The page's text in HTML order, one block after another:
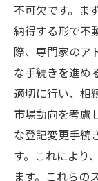
不動
不動
不動産相
践的アプ
相続
決策
相続
安心
不可欠です。ま
納得する形で不
際、専門家のア
な手続きを進め
適切に行い、相
市場動向を考慮
な登記変更手続
す。これにより
ます。これらの